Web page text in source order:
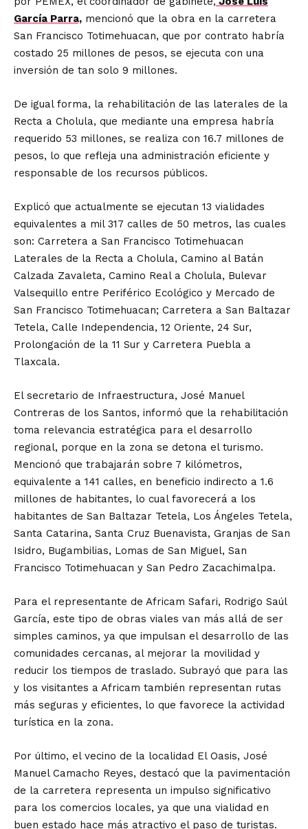
García Parra, mencionó que la obra en la carretera
San Francisco Totimehuacan, que por contrato habría
costado 25 millones de pesos, se ejecuta con una
inversión de tan solo 9 millones.
De igual forma, la rehabilitación de las laterales de la
Recta a Cholula, que mediante una empresa habría
requerido 53 millones, se realiza con 16.7 millones de
pesos, lo que refleja una administración eficiente y
responsable de los recursos públicos.
Explicó que actualmente se ejecutan 13 vialidades
equivalentes a mil 317 calles de 50 metros, las cuales
son: Carretera a San Francisco Totimehuacan
Laterales de la Recta a Cholula, Camino al Batán
Calzada Zavaleta, Camino Real a Cholula, Bulevar
Valsequillo entre Periférico Ecológico y Mercado de
San Francisco Totimehuacan; Carretera a San Baltazar
Tetela, Calle Independencia, 12 Oriente, 24 Sur,
Prolongación de la 11 Sur y Carretera Puebla a
Tlaxcala.
El secretario de Infraestructura, José Manuel
Contreras de los Santos, informó que la rehabilitación
toma relevancia estratégica para el desarrollo
regional, porque en la zona se detona el turismo.
Mencionó que trabajarán sobre 7 kilómetros,
equivalente a 141 calles, en beneficio indirecto a 1.6
millones de habitantes, lo cual favorecerá a los
habitantes de San Baltazar Tetela, Los Ángeles Tetela,
Santa Catarina, Santa Cruz Buenavista, Granjas de San
Isidro, Bugambilias, Lomas de San Miguel, San
Francisco Totimehuacan y San Pedro Zacachimalpa.
Para el representante de Africam Safari, Rodrigo Saúl
García, este tipo de obras viales van más allá de ser
simples caminos, ya que impulsan el desarrollo de las
comunidades cercanas, al mejorar la movilidad y
reducir los tiempos de traslado. Subrayó que para las
y los visitantes a Africam también representan rutas
más seguras y eficientes, lo que favorece la actividad
turística en la zona.
Por último, el vecino de la localidad El Oasis, José
Manuel Camacho Reyes, destacó que la pavimentación
de la carretera representa un impulso significativo
para los comercios locales, ya que una vialidad en
buen estado hace más atractivo el paso de turistas.